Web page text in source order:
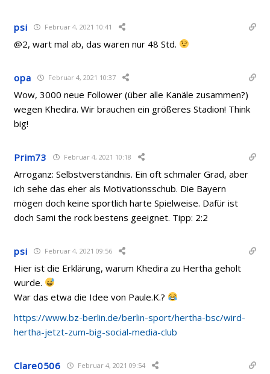
psi Februar 4, 2021 10:41
@2, wart mal ab, das waren nur 48 Std.
opa Februar 4, 2021 10:37
Wow, 3000 neue Follower (über alle Kanäle zusammen?)
wegen Khedira. Wir brauchen ein größeres Stadion! Think
big!
Prim73 Februar 4, 2021 10:18
Arroganz: Selbstverständnis. Ein oft schmaler Grad, aber
ich sehe das eher als Motivationsschub. Die Bayern
mögen doch keine sportlich harte Spielweise. Dafür ist
doch Sami the rock bestens geeignet. Tipp: 2:2
psi Februar 4, 2021 09:56
Hier ist die Erklärung, warum Khedira zu Hertha geholt
wurde.
War das etwa die Idee von Paule.K.?
https://www.bz-berlin.de/berlin-sport/hertha-bsc/wird-
hertha-jetzt-zum-big-social-media-club
Clare0506 Februar 4, 2021 09:54